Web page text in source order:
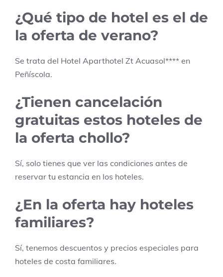
¿Qué tipo de hotel es el de
la oferta de verano?
Se trata del Hotel Aparthotel Zt Acuasol**** en
Peñíscola.
¿Tienen cancelación
gratuitas estos hoteles de
la oferta chollo?
Sí, solo tienes que ver las condiciones antes de
reservar tu estancia en los hoteles.
¿En la oferta hay hoteles
familiares?
Sí, tenemos descuentos y precios especiales para
hoteles de costa familiares.